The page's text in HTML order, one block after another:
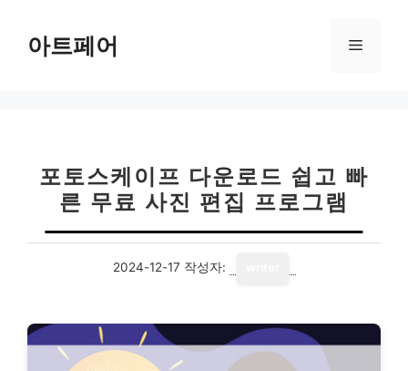
아트페어 메
포토스케이프 다운로드 쉽고 빠
른 무료 사진 편집 프로그램
2024-12-17 작성자: